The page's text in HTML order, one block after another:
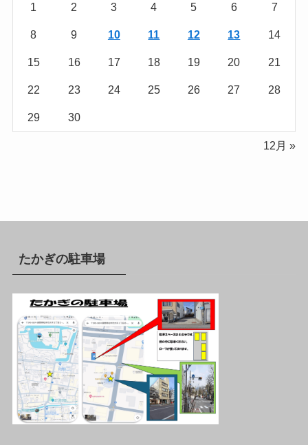
1 2 3 4 5 6 7
8 9 10 11 12 13 14
15 16 17 18 19 20 21
22 23 24 25 26 27 28
29 30
12月 »
たかぎの駐車場